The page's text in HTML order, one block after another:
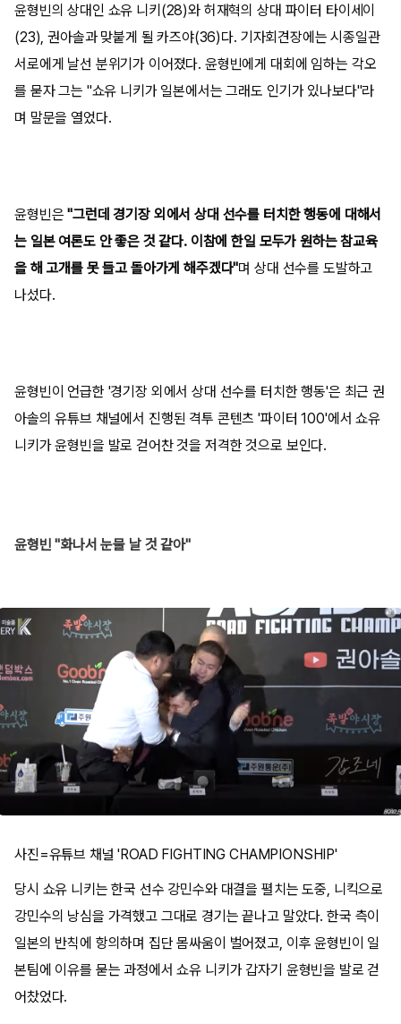
윤형빈의 상대인 쇼유 니키(28)와 허재혁의 상대 파이터 타이세이
(23), 권아솔과 맞붙게 될 카즈야(36)다. 기자회견장에는 시종일관
서로에게 날선 분위기가 이어졌다. 윤형빈에게 대회에 임하는 각오
를 묻자 그는 "쇼유 니키가 일본에서는 그래도 인기가 있나보다"라
며 말문을 열었다.
윤형빈은"그런데 경기장 외에서 상대 선수를 터치한 행동에 대해서
는 일본 여론도 안 좋은 것 같다. 이참에 한일 모두가 원하는 참교육
을 해 고개를 못 들고 돌아가게 해주겠다"며 상대 선수를 도발하고
나섰다.
윤형빈이 언급한 '경기장 외에서 상대 선수를 터치한 행동'은 최근 권
아솔의 유튜브 채널에서 진행된 격투 콘텐츠 '파이터 100'에서 쇼유
니키가 윤형빈을 발로 걷어찬 것을 저격한 것으로 보인다.
윤형빈 "화나서 눈물 날 것 같아"
사진=유튜브 채널 'ROAD FIGHTING CHAMPIONSHIP'
당시 쇼유 니키는 한국 선수 강민수와 대결을 펼치는 도중, 니킥으로
강민수의 낭심을 가격했고 그대로 경기는 끝나고 말았다. 한국 측이
일본의 반칙에 항의하며 집단 몸싸움이 벌어졌고, 이후 윤형빈이 일
본팀에 이유를 묻는 과정에서 쇼유 니키가 갑자기 윤형빈을 발로 걷
어찼었다.